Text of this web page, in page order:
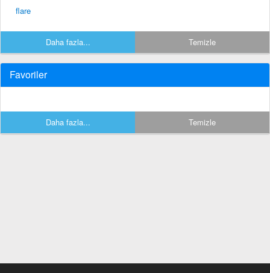
flare
Daha fazla... Temizle
Favoriler
Daha fazla... Temizle